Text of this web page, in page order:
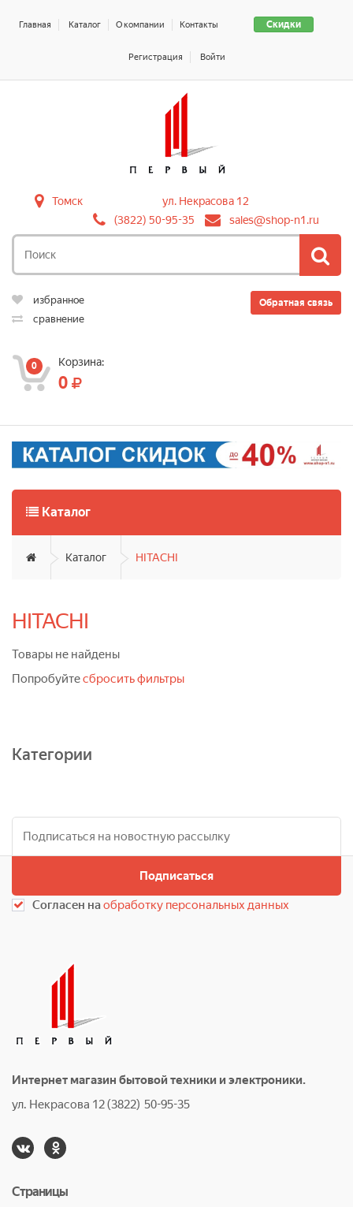
Скидки
Главная Каталог О компании Контакты
Регистрация Войти
Томск
ул. Некрасова 12
(3822) 50-95-35
sales@shop-n1.ru
Обратная связь
избранное
сравнение
0 Корзина:
0
Каталог
Каталог HITACHI
HITACHI
Товары не найдены
Попробуйтесбросить фильтры
Категории
Подписаться
Согласен наобработку персональных данных
Интернет магазин бытовой техники и электроники.
ул. Некрасова 12 (3822) 50-95-35
Страницы